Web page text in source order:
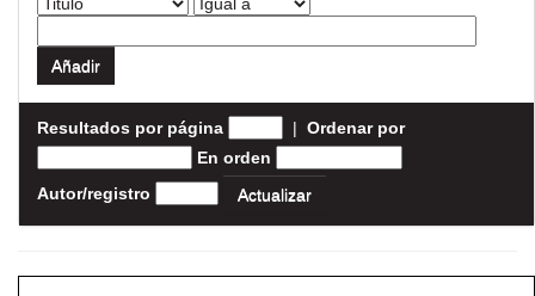
Resultados por página | Ordenar por
En orden
Autor/registro